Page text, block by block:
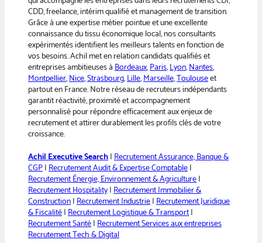
CDD, freelance, intérim qualifié et management de transition.
Grâce à une expertise métier pointue et une excellente
connaissance du tissu économique local, nos consultants
expérimentés identifient les meilleurs talents en fonction de
vos besoins. Achil met en relation candidats qualifiés et
entreprises ambitieuses àBordeaux,Paris,Lyon,Nantes,
Montpellier,Nice,Strasbourg,Lille,Marseille,Toulouseet
partout en France. Notre réseau de recruteurs indépendants
garantit réactivité, proximité et accompagnement
personnalisé pour répondre efficacement aux enjeux de
recrutement et attirer durablement les profils clés de votre
croissance.
Achil Executive Search|Recrutement Assurance, Banque &
CGP|Recrutement Audit & Expertise Comptable|
Recrutement Énergie, Environnement & Agriculture|
Recrutement Hospitality|Recrutement Immobilier &
Construction|Recrutement Industrie|Recrutement Juridique
& Fiscalité|Recrutement Logistique & Transport|
Recrutement Santé|Recrutement Services aux entreprises
Recrutement Tech & Digital